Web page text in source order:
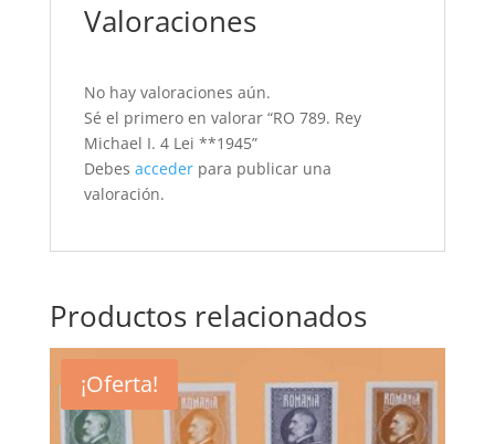
Valoraciones
No hay valoraciones aún.
Sé el primero en valorar “RO 789. Rey
Michael I. 4 Lei **1945”
Debes accederpara publicar una
valoración.
Productos relacionados
¡Oferta!